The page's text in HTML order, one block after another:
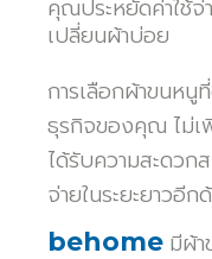
คุณประหยัดค่าใช้จ่
เปลี่ยนผ้าบ่อย
การเลือกผ้าขนหนู
ธุรกิจของคุณ ไม่เ
ได้รับความสะดวก
จ่ายในระยะยาวอีก
behome มีผ้